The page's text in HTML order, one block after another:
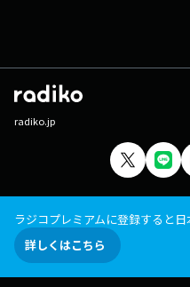
radiko.jp
ラジコプレミアムに登録すると
詳しくはこちら